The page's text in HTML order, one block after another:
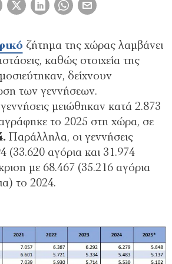
ζήτημα της χώρας λαμβάνει
καθώς στοιχεία της
δείχνουν
των γεννήσεων.
μειώθηκαν κατά 2.873
το 2025 στη χώρα, σε
Παράλληλα, οι γεννήσεις
(33.620 αγόρια και 31.974
με 68.467 (35.216 αγόρια
το 2024.